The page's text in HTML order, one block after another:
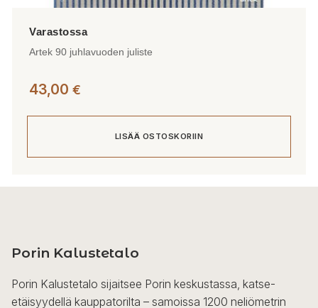
Artek 90 juhlavuoden juliste
43,00 €
LISÄÄ OSTOSKORIIN
Porin Kalustetalo
Porin Kalustetalo sijaitsee Porin keskustassa, katse-
etäisyydellä kauppatorilta – samoissa 1200 neliömetrin